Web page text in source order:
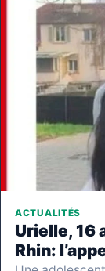
ACTUALITÉS
Urielle, 16
Rhin: